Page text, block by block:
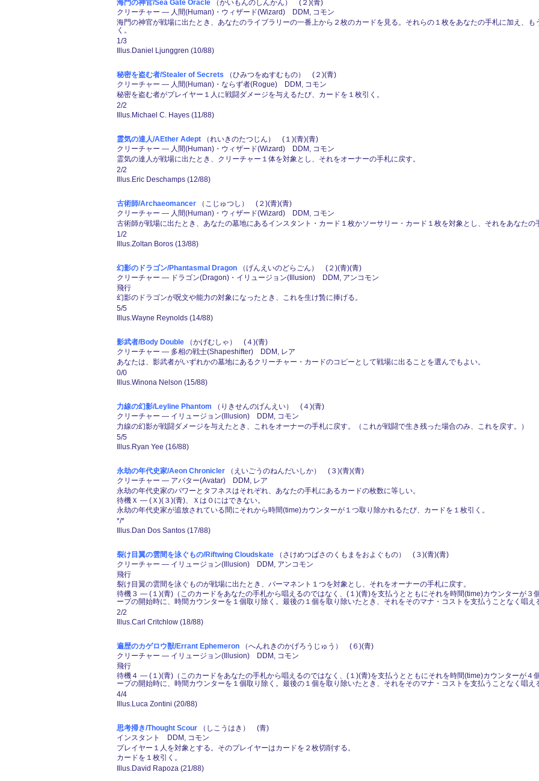
海門の神官/Sea Gate Oracle （かいもんのしんかん） (２)(青)
クリーチャー ― 人間(Human)・ウィザード(Wizard) DDM, コモン
海門の神官が戦場に出たとき、あなたのライブラリーの一番上から２枚のカードを見る。それらの１枚をあなたの手札に加え、
く。
1/3
Illus.Daniel Ljunggren (10/88)
秘密を盗む者/Stealer of Secrets （ひみつをぬすむもの） (２)(青)
クリーチャー ― 人間(Human)・ならず者(Rogue) DDM, コモン
秘密を盗む者がプレイヤー１人に戦闘ダメージを与えるたび、カードを１枚引く。
2/2
Illus.Michael C. Hayes (11/88)
霊気の達人/AEther Adept （れいきのたつじん） (１)(青)(青)
クリーチャー ― 人間(Human)・ウィザード(Wizard) DDM, コモン
霊気の達人が戦場に出たとき、クリーチャー１体を対象とし、それをオーナーの手札に戻す。
2/2
Illus.Eric Deschamps (12/88)
古術師/Archaeomancer （こじゅつし） (２)(青)(青)
クリーチャー ― 人間(Human)・ウィザード(Wizard) DDM, コモン
古術師が戦場に出たとき、あなたの墓地にあるインスタント・カード１枚かソーサリー・カード１枚を対象とし、それをあなたの
1/2
Illus.Zoltan Boros (13/88)
幻影のドラゴン/Phantasmal Dragon （げんえいのどらごん） (２)(青)(青)
クリーチャー ― ドラゴン(Dragon)・イリュージョン(Illusion) DDM, アンコモン
飛行
幻影のドラゴンが呪文や能力の対象になったとき、これを生け贄に捧げる。
5/5
Illus.Wayne Reynolds (14/88)
影武者/Body Double （かげむしゃ） (４)(青)
クリーチャー ― 多相の戦士(Shapeshifter) DDM, レア
あなたは、影武者がいずれかの墓地にあるクリーチャー・カードのコピーとして戦場に出ることを選んでもよい。
0/0
Illus.Winona Nelson (15/88)
力線の幻影/Leyline Phantom （りきせんのげんえい） (４)(青)
クリーチャー ― イリュージョン(Illusion) DDM, コモン
力線の幻影が戦闘ダメージを与えたとき、これをオーナーの手札に戻す。（これが戦闘で生き残った場合のみ、これを戻す。）
5/5
Illus.Ryan Yee (16/88)
永劫の年代史家/Aeon Chronicler （えいごうのねんだいしか） (３)(青)(青)
クリーチャー ― アバター(Avatar) DDM, レア
永劫の年代史家のパワーとタフネスはそれぞれ、あなたの手札にあるカードの枚数に等しい。
待機Ｘ ― (Ｘ)(３)(青)、Ｘは０にはできない。
永劫の年代史家が追放されている間にそれから時間(time)カウンターが１つ取り除かれるたび、カードを１枚引く。
*/*
Illus.Dan Dos Santos (17/88)
裂け目翼の雲間を泳ぐもの/Riftwing Cloudskate （さけめつばさのくもまをおよぐもの） (３)(青)(青)
クリーチャー ― イリュージョン(Illusion) DDM, アンコモン
飛行
裂け目翼の雲間を泳ぐものが戦場に出たとき、パーマネント１つを対象とし、それをオーナーの手札に戻す。
待機３ ― (１)(青)（このカードをあなたの手札から唱えるのではなく、(１)(青)を支払うとともにそれを時間(time)カウンターが３
ープの開始時に、時間カウンターを１個取り除く。最後の１個を取り除いたとき、それをそのマナ・コストを支払うことなく唱え
2/2
Illus.Carl Critchlow (18/88)
遍歴のカゲロウ獣/Errant Ephemeron （へんれきのかげろうじゅう） (６)(青)
クリーチャー ― イリュージョン(Illusion) DDM, コモン
飛行
待機４ ― (１)(青)（このカードをあなたの手札から唱えるのではなく、(１)(青)を支払うとともにそれを時間(time)カウンターが４
ープの開始時に、時間カウンターを１個取り除く。最後の１個を取り除いたとき、それをそのマナ・コストを支払うことなく唱え
4/4
Illus.Luca Zontini (20/88)
思考掃き/Thought Scour （しこうはき） (青)
インスタント DDM, コモン
プレイヤー１人を対象とする。そのプレイヤーはカードを２枚切削する。
カードを１枚引く。
Illus.David Rapoza (21/88)